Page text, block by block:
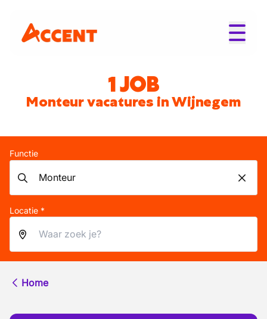
1 JOB
Monteur vacatures in Wijnegem
Functie
Locatie *
Home